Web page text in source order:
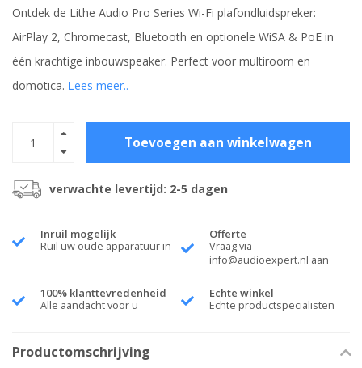
Ontdek de Lithe Audio Pro Series Wi-Fi plafondluidspreker:
AirPlay 2, Chromecast, Bluetooth en optionele WiSA & PoE in
één krachtige inbouwspeaker. Perfect voor multiroom en
domotica. Lees meer..
Toevoegen aan winkelwagen
verwachte levertijd: 2-5 dagen
Inruil mogelijk
Ruil uw oude apparatuur in
Offerte
Vraag via
info@audioexpert.nl aan
100% klanttevredenheid
Alle aandacht voor u
Echte winkel
Echte productspecialisten
Productomschrijving